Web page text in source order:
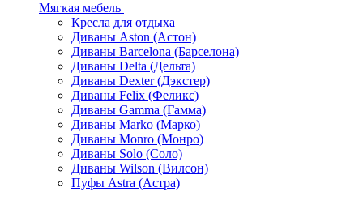
Мягкая мебель
Кресла для отдыха
Диваны Aston (Астон)
Диваны Barcelona (Барселона)
Диваны Delta (Дельта)
Диваны Dexter (Дэкстер)
Диваны Felix (Феликс)
Диваны Gamma (Гамма)
Диваны Marko (Марко)
Диваны Monro (Монро)
Диваны Solo (Соло)
Диваны Wilson (Вилсон)
Пуфы Astra (Астра)